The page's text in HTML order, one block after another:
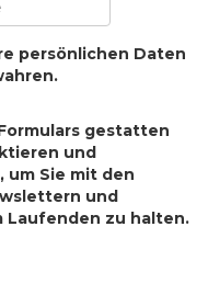
persönlichen Daten
gestatten
und
Sie mit den
und
Laufenden zu halten.